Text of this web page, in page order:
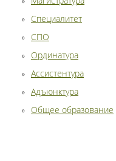
Специалитет
СПО
Ординатура
Ассистентура
Адъюнктура
Общее образование